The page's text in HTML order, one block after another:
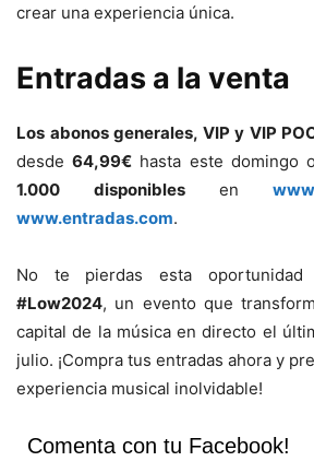
crear una experiencia única.
Entradas a la venta
Los abonos generales, VIP y VIP
desde64,99€ hasta este domingo
1.000 disponiblesen
www.entradas.com.
No te pierdas esta
#Low2024, un evento que
capital de la música en directo el
julio. ¡Compra tus entradas ahora y
experiencia musical inolvidable!
Comenta con tu Facebook!